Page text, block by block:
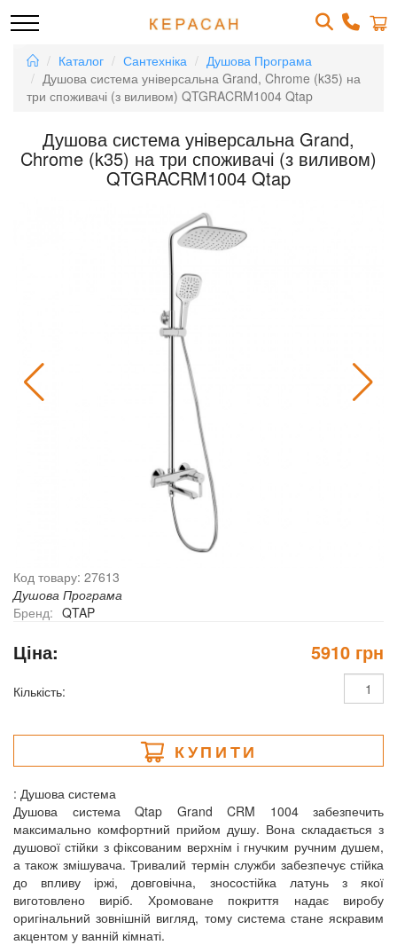
Каталог Сантехніка
Душова Програма
Душова система універсальна Grand, Chrome (k35) на
три споживачі (з виливом) QTGRACRM1004 Qtap
Душова система універсальна Grand,
Chrome (k35) на три споживачі (з виливом)
QTGRACRM1004 Qtap
Код товару: 27613
Душова Програма
Бренд: QTAP
Ціна: 5910 грн
Кількість:
КУПИТИ
: Душова система
Душова система Qtap Grand CRM 1004 забезпечить
максимально комфортний прийом душу. Вона складається з
душової стійки з фіксованим верхнім і гнучким ручним душем,
а також змішувача. Тривалий термін служби забезпечує стійка
до впливу іржі, довговічна, зносостійка латунь з якої
виготовлено виріб. Хромоване покриття надає виробу
оригінальний зовнішній вигляд, тому система стане яскравим
акцентом у ванній кімнаті.